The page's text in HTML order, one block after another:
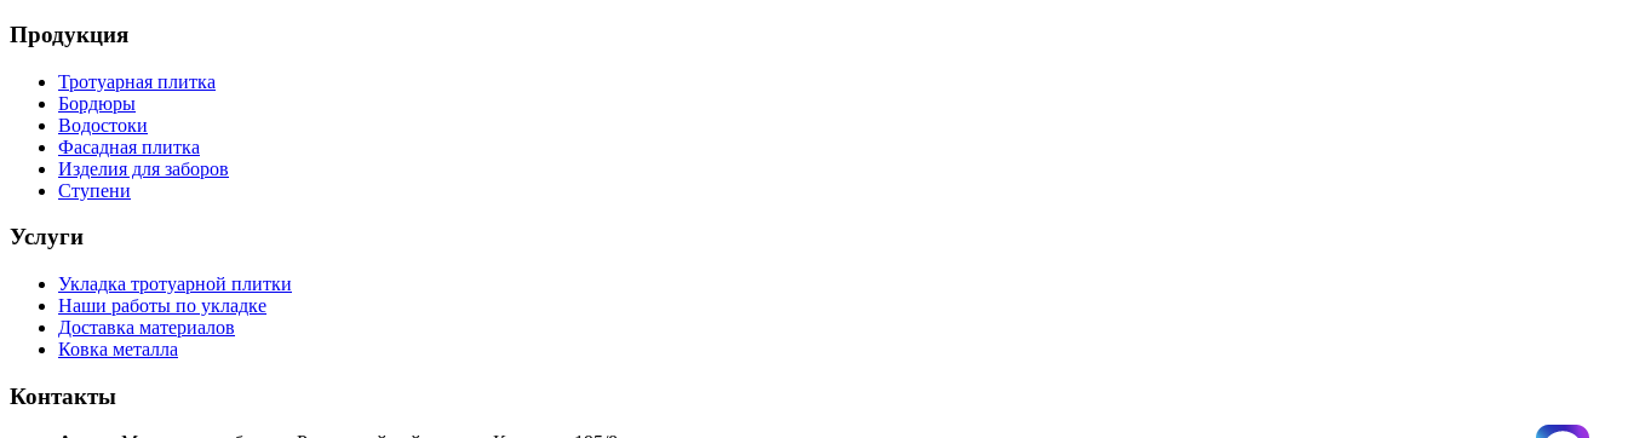
Продукция
Тротуарная плитка
Бордюры
Водостоки
Фасадная плитка
Изделия для заборов
Ступени
Услуги
Укладка тротуарной плитки
Наши работы по укладке
Доставка материалов
Ковка металла
Контакты